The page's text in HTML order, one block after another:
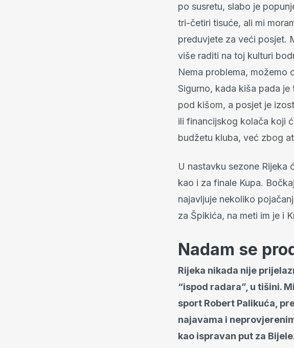
po susretu, slabo je
tri-četiri tisuće, ali mi
preduvjete za veći posjet.
više raditi na toj kulturi
Nema problema, možemo
Sigurno, kada kiša pada
pod kišom, a posjet je
ili financijskog kolača koji
budžetu kluba, već zbog
U nastavku sezone Rijeka
kao i za finale Kupa.
najavljuje nekoliko
za Špikića, na meti im je i
Nadam se
Rijeka nikada nije
“ispod radara”, u tišini.
sport Robert Palikuća,
najavama i
kao ispravan put za